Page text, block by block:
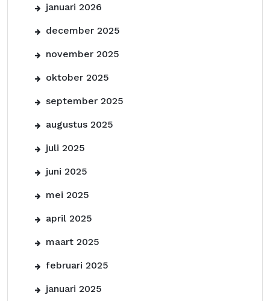
januari 2026
december 2025
november 2025
oktober 2025
september 2025
augustus 2025
juli 2025
juni 2025
mei 2025
april 2025
maart 2025
februari 2025
januari 2025